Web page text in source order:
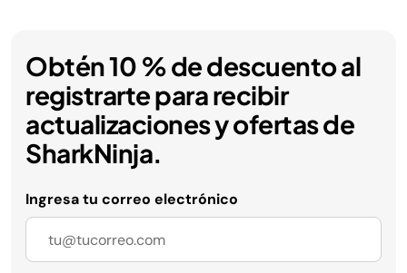
Obtén 10 % de descuento al
registrarte para recibir
actualizaciones y ofertas de
SharkNinja.
Ingresa tu correo electrónico